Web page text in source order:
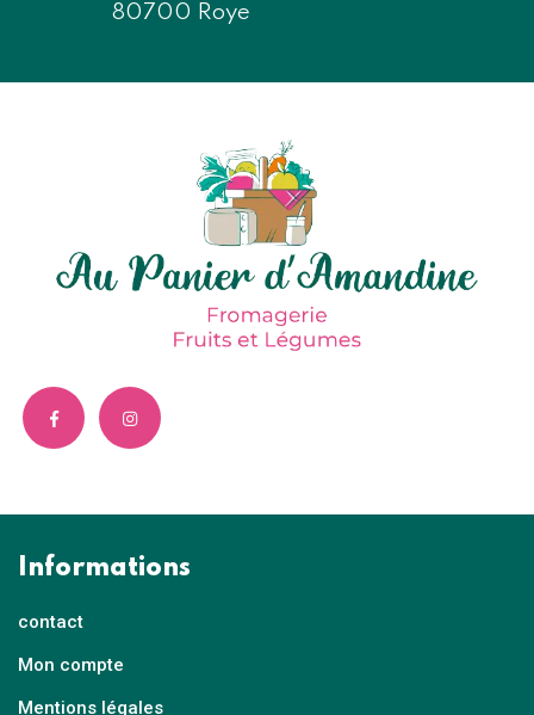
80700 Roye
Informations
contact
Mon compte
Mentions légales